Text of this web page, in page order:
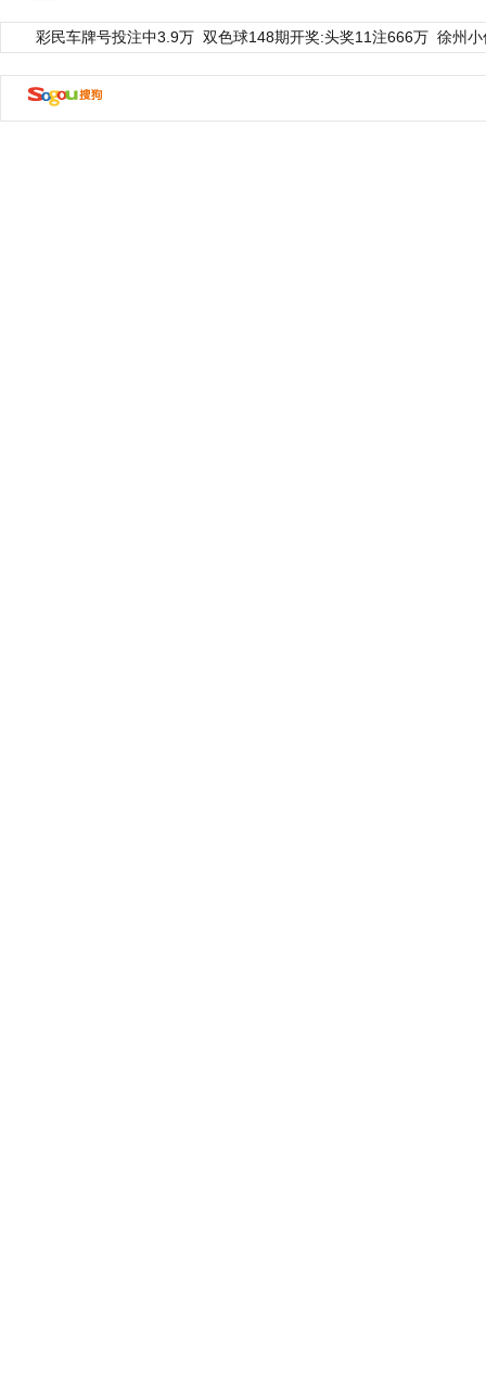
彩民车牌号投注中3.9万 双色球148期开奖:头奖11注666万 徐州